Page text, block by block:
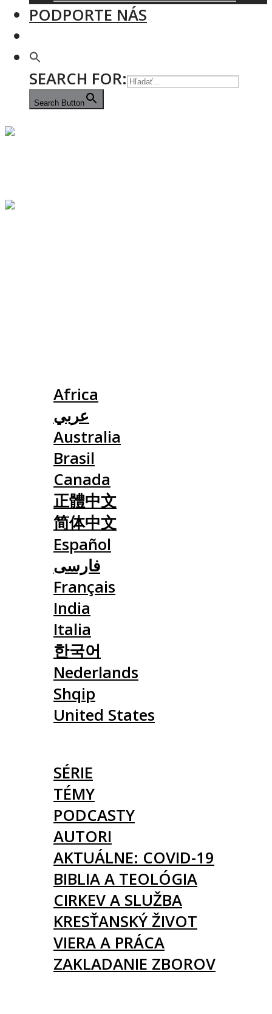
PODPORTE NÁS
SEARCH FOR:
Search Button
Africa
عربي
Australia
Brasil
Canada
正體中文
简体中文
Español
فارسی
Français
India
Italia
한국어
Nederlands
Shqip
United States
SÉRIE
TÉMY
PODCASTY
AUTORI
AKTUÁLNE: COVID-19
BIBLIA A TEOLÓGIA
CIRKEV A SLUŽBA
KRESŤANSKÝ ŽIVOT
VIERA A PRÁCA
ZAKLADANIE ZBOROV